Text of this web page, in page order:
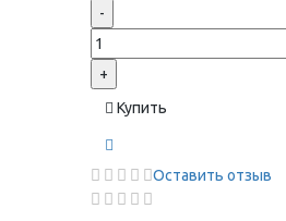
-
+
Купить
Оставить отзыв